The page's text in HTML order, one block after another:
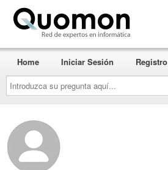
Introduzca
su
pregunta
aquí...
Home Iniciar Sesión Registro